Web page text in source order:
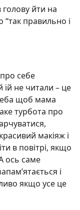
йти на
правильно і
себе
їй не читали – це
щоб мама
турбота про
макіяж і
в повітрі, якщо
ось саме
і
якщо усе це